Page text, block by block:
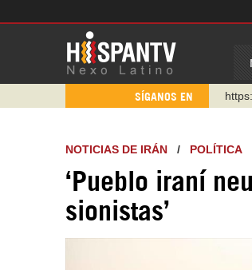
SÍGANOS EN
NOTICIAS DE IRÁN / POLÍTICA
‘Pueblo iraní
sionistas’